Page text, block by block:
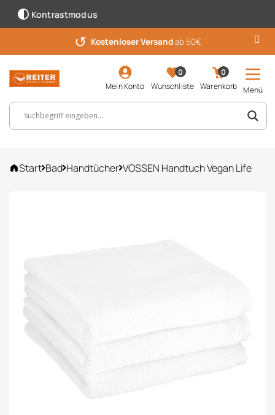
Kontrastmodus
↺ Kostenloser Versandab 50€
Mein Konto
0
Wunschliste
0
Warenkorb
Menü
Suchbegriff, Artikelnummer ...
Start Bad Handtücher VOSSEN Handtuch Vegan Life